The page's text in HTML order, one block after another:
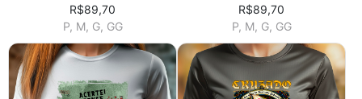
R$89,70
P, M, G, GG
R$89,70
P, M, G, GG